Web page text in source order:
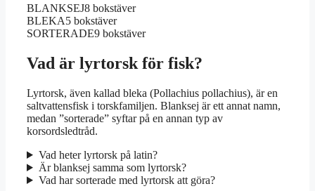
BLANKSEJ8 bokstäver
BLEKA5 bokstäver
SORTERADE9 bokstäver
Vad är lyrtorsk för fisk?
Lyrtorsk, även kallad bleka (Pollachius pollachius), är en
saltvattensfisk i torskfamiljen. Blanksej är ett annat namn,
medan ”sorterade” syftar på en annan typ av
korsordsledtråd.
Vad heter lyrtorsk på latin?
Är blanksej samma som lyrtorsk?
Vad har sorterade med lyrtorsk att göra?